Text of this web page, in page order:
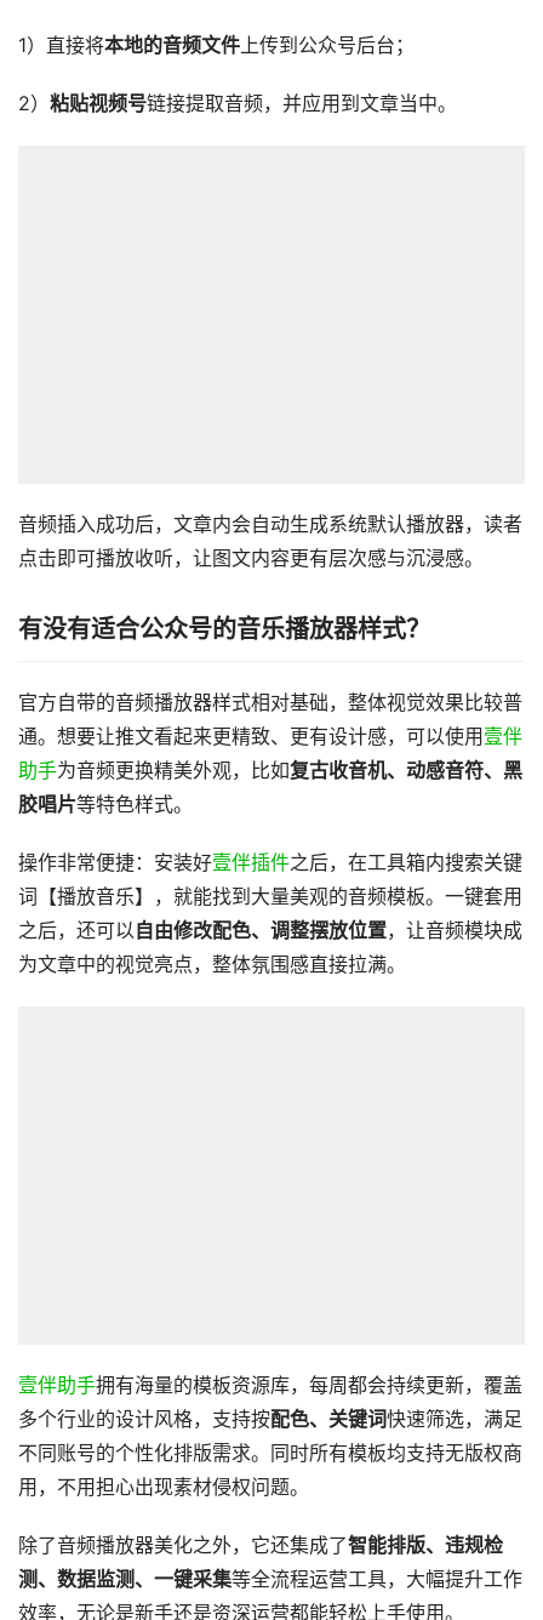
1）直接将本地的音频文件上传到公众号后台；
2） 粘贴视频号链接提取音频，并应用到文章当中。
音频插入成功后，文章内会自动生成系统默认播放器，读者
点击即可播放收听，让图文内容更有层次感与沉浸感。
有没有适合公众号的音乐播放器样式？
官方自带的音频播放器样式相对基础，整体视觉效果比较普
通。想要让推文看起来更精致、更有设计感，可以使用 壹伴
助手为音频更换精美外观，比如复古收音机、动感音符、黑
胶唱片等特色样式。
操作非常便捷：安装好壹伴插件之后，在工具箱内搜索关键
词【播放音乐】，就能找到大量美观的音频模板。一键套用
之后，还可以自由修改配色、调整摆放位置，让音频模块成
为文章中的视觉亮点，整体氛围感直接拉满。
壹伴助手拥有海量的模板资源库，每周都会持续更新，覆盖
多个行业的设计风格，支持按配色、关键词快速筛选，满足
不同账号的个性化排版需求。同时所有模板均支持无版权商
用，不用担心出现素材侵权问题。
除了音频播放器美化之外，它还集成了智能排版、违规检
测、数据监测、一键采集等全流程运营工具，大幅提升工作
效率，无论是新手还是资深运营都能轻松上手使用。